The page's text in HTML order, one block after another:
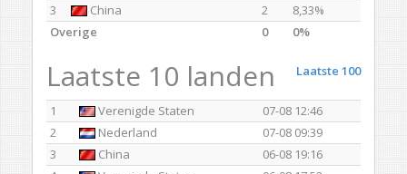
3
China 2
8,33%
Overige
0 0%
Laatste 100
Laatste 10 landen
1 Verenigde Staten
07-08 12:46
2
Nederland
07-08 09:39
3
China
06-08 19:16